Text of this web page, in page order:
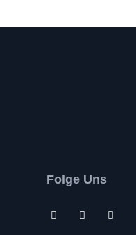
Folge Uns